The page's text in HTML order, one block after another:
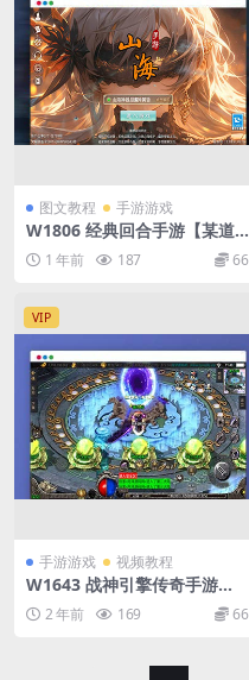
图文教程 手游游戏
W1806 经典回合手游【某道-
山海神器超变】最新整理Win
系服务端+安卓客户端+GM充
值后台+详细搭建教程
1 年前 187 66
VIP
手游游戏 视频教程
W1643 战神引擎传奇手游
【诛仙玛法单职业修复版】最
新整理Win一键服务端+GM充
建教程+视频教程
2 年前 169 66